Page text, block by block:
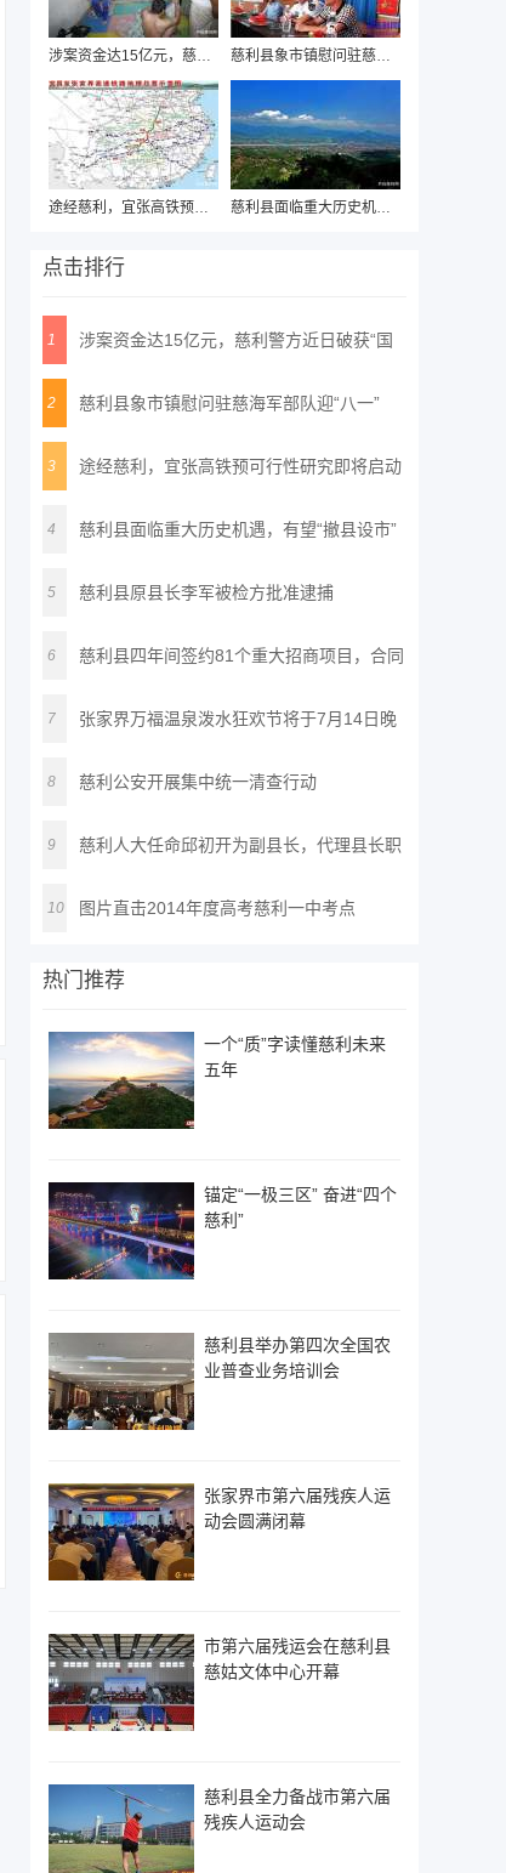
涉案资金达15亿元，慈利警方近日破获“国通 慈利县象市镇慰问驻慈海军部队迎“八一”
途经慈利，宜张高铁预可行性研究即将启动 慈利县面临重大历史机遇，有望“撤县设市”
点击排行
1 涉案资金达15亿元，慈利警方近日破获“国
2 慈利县象市镇慰问驻慈海军部队迎“八一”
3 途经慈利，宜张高铁预可行性研究即将启动
4 慈利县面临重大历史机遇，有望“撤县设市”
5 慈利县原县长李军被检方批准逮捕
6 慈利县四年间签约81个重大招商项目，合同
7 张家界万福温泉泼水狂欢节将于7月14日晚
8 慈利公安开展集中统一清查行动
9 慈利人大任命邱初开为副县长，代理县长职
10 图片直击2014年度高考慈利一中考点
热门推荐
一个“质”字读懂慈利未来
五年
锚定“一极三区” 奋进“四个
慈利”
慈利县举办第四次全国农
业普查业务培训会
张家界市第六届残疾人运
动会圆满闭幕
市第六届残运会在慈利县
慈姑文体中心开幕
慈利县全力备战市第六届
残疾人运动会